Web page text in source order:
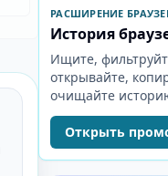
РАСШИРЕНИЕ
История
Ищите,
открывайте,
очищайте
компактного
Открыть